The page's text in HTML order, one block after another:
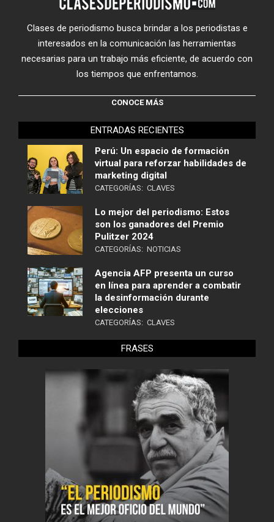
Clases de periodismo busca brindar a los periodistas e
interesados en la comunicación las herramientas
necesarias para un trabajo más eficiente, de acuerdo con
los tiempos que enfrentamos.
CONOCE MÁS
ENTRADAS RECIENTES
Perú: Un espacio de formación
virtual para reforzar habilidades de
marketing digital
CATEGORÍAS: CLAVES
Lo mejor del periodismo: Estos
son los ganadores del Premio
Pulitzer 2024
CATEGORÍAS: NOTICIAS
Agencia AFP presenta un curso
en línea para aprender a combatir
la desinformación durante
elecciones
CATEGORÍAS: CLAVES
FRASES